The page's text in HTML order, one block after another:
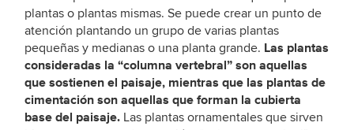
plantas o plantas mismas. Se puede crear un punto de
atención plantando un grupo de varias plantas
pequeñas y medianas o una planta grande. Las plantas
consideradas la “columna vertebral” son aquellas
que sostienen el paisaje, mientras que las plantas de
cimentación son aquellas que forman la cubierta
base del paisaje. Las plantas ornamentales que sirven